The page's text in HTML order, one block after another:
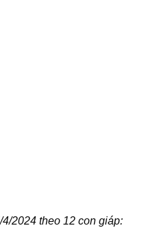
2024 theo 12 con giáp: